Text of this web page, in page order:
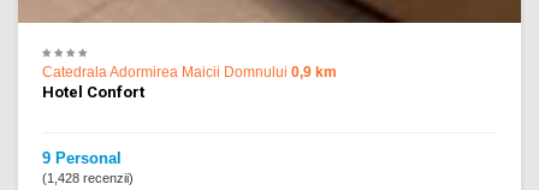
Catedrala Adormirea Maicii Domnului 0,9 km
Hotel Confort
9 Personal
(1,428 recenzii)